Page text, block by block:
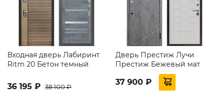
Входная дверь Лабиринт
Ritm 20 Бетон темный
36 195 ₽ 38 100 ₽
Дверь Престиж Лучи
Престиж Бежевый мат
37 900 ₽